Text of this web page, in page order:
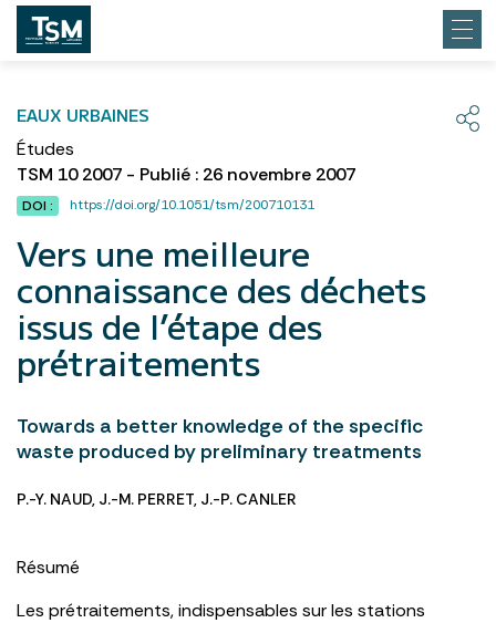
EAUX URBAINES
Études
TSM 10 2007 - Publié : 26 novembre 2007
DOI : https://doi.org/10.1051/tsm/200710131
Vers une meilleure
connaissance des déchets
issus de l’étape des
prétraitements
Towards a better knowledge of the specific
waste produced by preliminary treatments
P.-Y. NAUD, J.-M. PERRET, J.-P. CANLER
Résumé
Les prétraitements, indispensables sur les stations